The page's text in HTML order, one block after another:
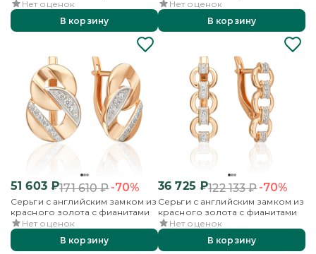
Нет оценок
В корзину
Нет оценок
В корзину
51 603₽171 610₽-70%
Серьги с английским замком из
красного золота с фианитами
Нет оценок
В корзину
36 725 ₽122 133₽-70%
Серьги с английским замком из
красного золота с фианитами
Нет оценок
В корзину